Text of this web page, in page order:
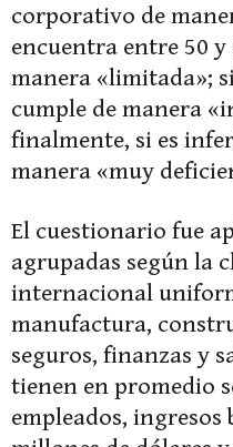
corporativo de
encuentra entre 50 y
manera «limitada»;
cumple de manera
finalmente, si es
manera «muy
El cuestionario fue
agrupadas según la
internacional
manufactura,
seguros, finanzas y
tienen en promedio
empleados, ingresos